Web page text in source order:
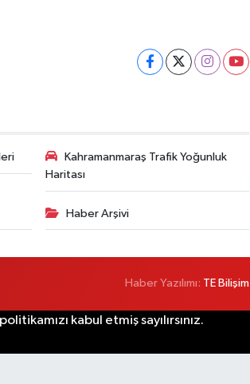
Kahramanmaraş Trafik Yoğunluk
Haritası
Haber Arşivi
Haber Yazılımı: TE Bilişim
kabul etmiş sayılırsınız.